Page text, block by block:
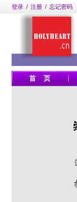
登录/ 注册/ 忘记密码
首 页